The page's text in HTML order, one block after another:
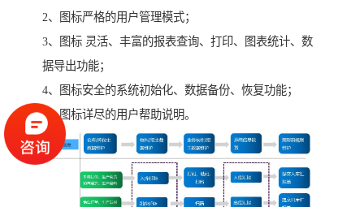
2、图标严格的用户管理模式；
3、图标 灵活、丰富的报表查询、打印、图表统计、数
据导出功能；
4、图标安全的系统初始化、数据备份、恢复功能；
5、图标详尽的用户帮助说明。